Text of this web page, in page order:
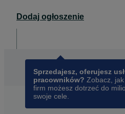
Dodaj ogłoszenie
Sprzedajesz, oferujesz
pracowników? Zobacz,
firm możesz dotrzeć do
swoje cele.